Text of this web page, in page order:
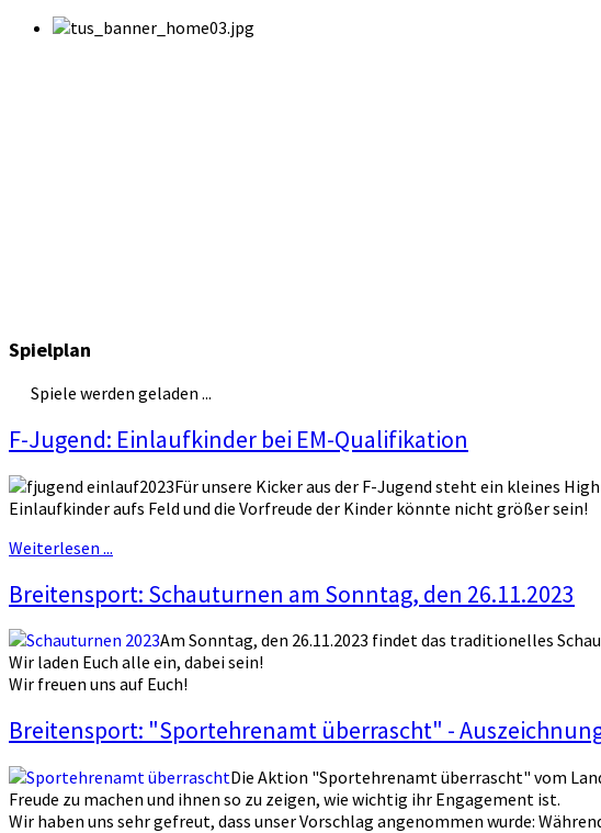
Spielplan
Spiele werden geladen ...
F-Jugend: Einlaufkinder bei EM-Qualifikation
Für unsere Kicker aus der F-Jugend steht ein kleines
Einlaufkinder aufs Feld und die Vorfreude der Kinder könnte nicht größer sein!
Weiterlesen ...
Breitensport: Schauturnen am Sonntag, den 26.11.2023
Am Sonntag, den 26.11.2023 findet das traditionelles
Wir laden Euch alle ein, dabei sein!
Wir freuen uns auf Euch!
Breitensport: "Sportehrenamt überrascht" -
Die Aktion "Sportehrenamt überrascht" vom
Freude zu machen und ihnen so zu zeigen, wie wichtig ihr Engagement ist.
Wir haben uns sehr gefreut, dass unser Vorschlag angenommen wurde: